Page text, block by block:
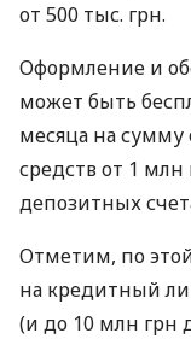
от 500 тыс. грн.
Оформление и
может быть
месяца на сумму
средств от 1 млн
депозитных
Отметим, по
на кредитный
(и до 10 млн грн